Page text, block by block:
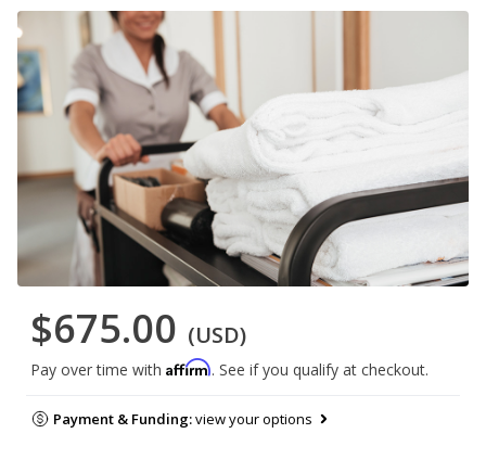
$675.00 (USD)
Pay over time with Affirm. See if you qualify at checkout.
Payment & Funding:view your options